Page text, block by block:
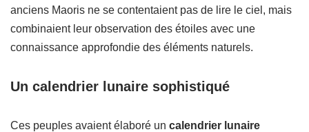
anciens Maoris ne se contentaient pas de lire le ciel, mais
combinaient leur observation des étoiles avec une
connaissance approfondie des éléments naturels.
Un calendrier lunaire sophistiqué
Ces peuples avaient élaboré un calendrier lunaire